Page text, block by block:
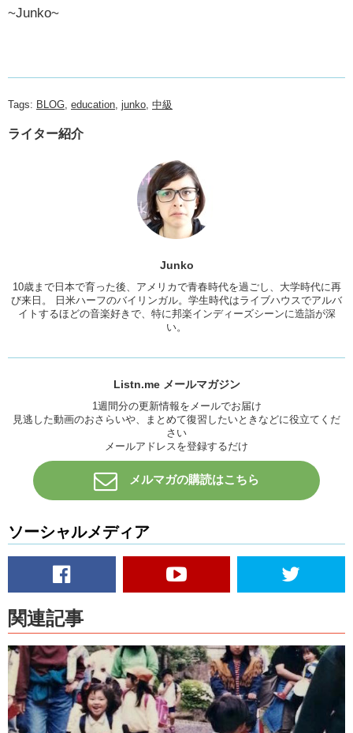
~Junko~
Tags: BLOG, education, junko, 中級
ライター紹介
Junko
10歳まで日本で育った後、アメリカで青春時代を過ごし、大学時代に再
び来日。 日米ハーフのバイリンガル。学生時代はライブハウスでアルバ
イトするほどの音楽好きで、特に邦楽インディーズシーンに造詣が深
い。
Listn.me メールマガジン
1週間分の更新情報をメールでお届け
見逃した動画のおさらいや、まとめて復習したいときなどに役立てくだ
さい
メールアドレスを登録するだけ
メルマガの購読はこちら
ソーシャルメディア
関連記事